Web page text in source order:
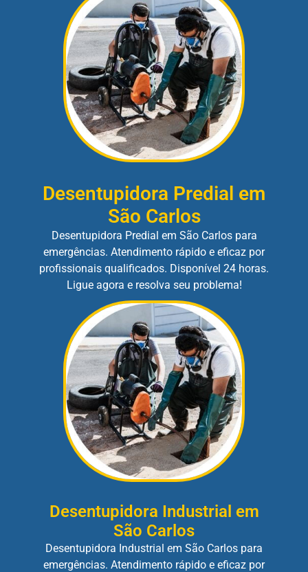
Desentupidora Predial em
São Carlos
Desentupidora Predial em São Carlos para
emergências. Atendimento rápido e eficaz por
profissionais qualificados. Disponível 24 horas.
Ligue agora e resolva seu problema!
Desentupidora Industrial em
São Carlos
Desentupidora Industrial em São Carlos para
emergências. Atendimento rápido e eficaz por